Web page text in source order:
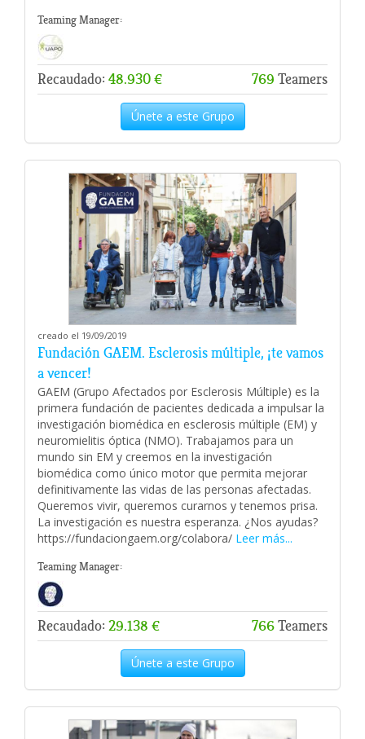
Teaming Manager:
Recaudado: 48.930 € 769 Teamers
Únete a este Grupo
creado el 19/09/2019
Fundación GAEM. Esclerosis múltiple, ¡te vamos
a vencer!
GAEM (Grupo Afectados por Esclerosis Múltiple) es la
primera fundación de pacientes dedicada a impulsar la
investigación biomédica en esclerosis múltiple (EM) y
neuromielitis óptica (NMO). Trabajamos para un
mundo sin EM y creemos en la investigación
biomédica como único motor que permita mejorar
definitivamente las vidas de las personas afectadas.
Queremos vivir, queremos curarnos y tenemos prisa.
La investigación es nuestra esperanza. ¿Nos ayudas?
https://fundaciongaem.org/colabora/ Leer más...
Teaming Manager:
Recaudado: 29.138 € 766Teamers
Únete a este Grupo